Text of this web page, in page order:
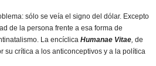
sólo se veía el signo del dólar. Excepto
de la persona frente a esa forma de
La encíclica Humanae Vitae, de
su crítica a los anticonceptivos y a la política